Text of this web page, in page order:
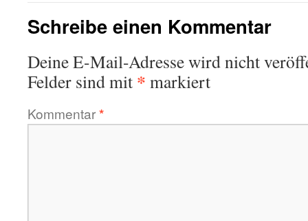
Schreibe einen Kommentar
Deine E-Mail-Adresse wird nicht
Felder sind mit * markiert
Kommentar*